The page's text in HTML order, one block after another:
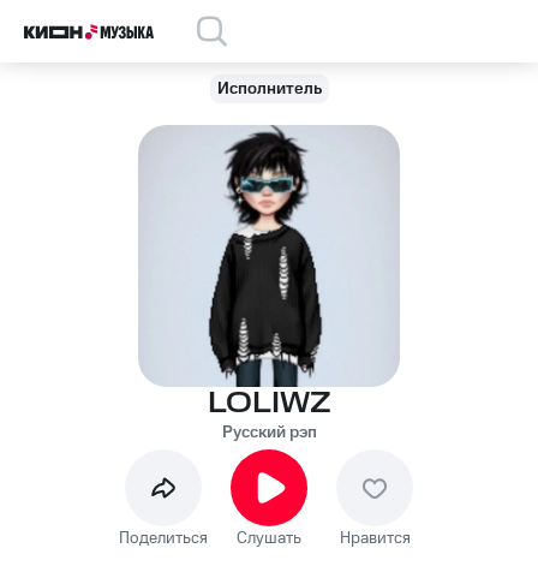
Исполнитель
LOLIWZ
Русский рэп
Поделиться Слушать Нравится